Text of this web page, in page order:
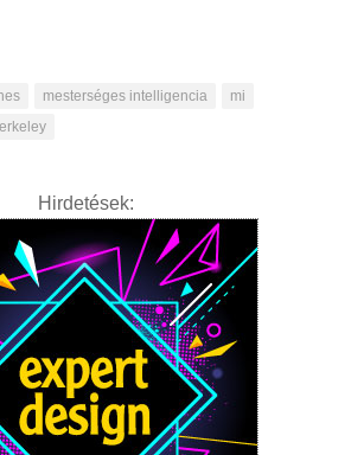
mesterséges intelligencia
mi
Hirdetések: